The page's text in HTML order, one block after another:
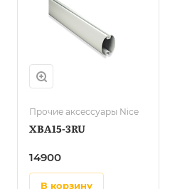
Прочие аксессуары Nice
XBA15-3RU
14900
в корзину